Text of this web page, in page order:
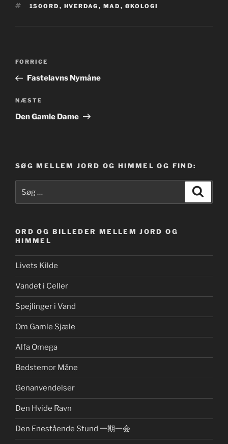
TAGS
150ORD , HVERDAG , MAD , ØKOLOGI
Indlægsnavigation
Forrige
indlæg
FORRIGE
Fastelavns Nymåne
Næste
indlæg
NÆSTE
Den Gamle Dame
SØG MELLEM JORD OG HIMMEL OG FIND:
efter:
ORD OG BILLEDER MELLEM JORD OG
HIMMEL
Livets Kilde
Vandet i Celler
Spejlinger i Vand
Om Gamle Sjæle
Alfa Omega
Bedstemor Måne
Genanvendelser
Den Hvide Ravn
Den Enestående Stund 一期一会